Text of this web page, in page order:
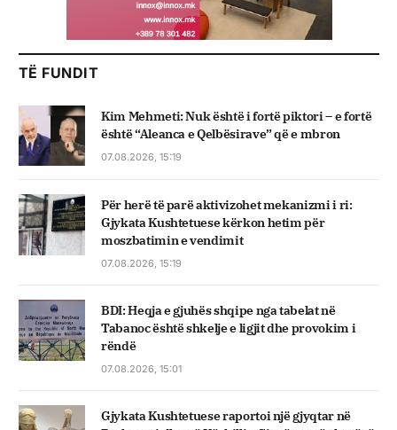
TË FUNDIT
Kim Mehmeti: Nuk është i fortë piktori – e fortë
është “Aleanca e Qelbësirave” që e mbron
07.08.2026, 15:19
Për herë të parë aktivizohet mekanizmi i ri:
Gjykata Kushtetuese kërkon hetim për
moszbatimin e vendimit
07.08.2026, 15:19
BDI: Heqja e gjuhës shqipe nga tabelat në
Tabanoc është shkelje e ligjit dhe provokim i
rëndë
07.08.2026, 15:01
Gjykata Kushtetuese raportoi një gjyqtar në